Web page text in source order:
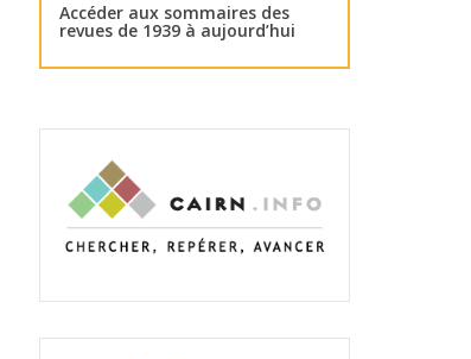
Accéder aux sommaires des
revues de 1939 à aujourd’hui